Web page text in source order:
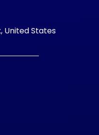
United States